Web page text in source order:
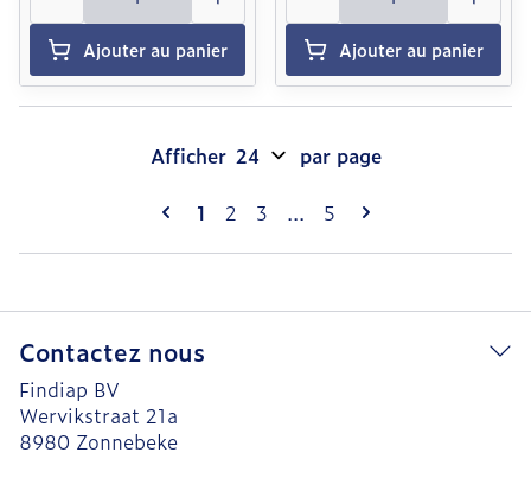
Ajouter au panier Ajouter au panier
Pages
Vous lisez actuellement la page
1 Page
2 Page
3 ... Page
5
Afficher par page
Contactez nous
Findiap BV
Wervikstraat 21a
8980 Zonnebeke